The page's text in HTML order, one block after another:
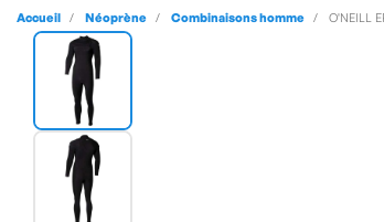
Accueil Néoprène Combinaisons homme O'NEILL